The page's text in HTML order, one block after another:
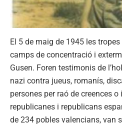
El 5 de maig de 1945 les
camps de concentració i
Gusen. Foren testimonis de
nazi contra jueus, romanís,
persones per raó de creences
republicanes i republicans
de 234 pobles valencians, van